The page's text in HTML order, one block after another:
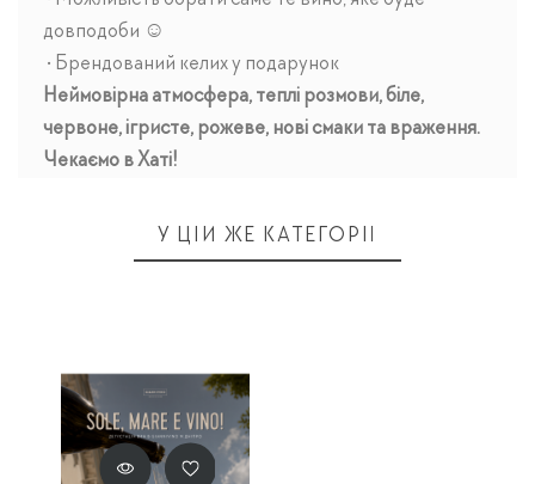
довподоби ☺️
• Брендований келих у подарунок
Неймовірна атмосфера, теплі розмови, біле,
червоне, ігристе, рожеве, нові смаки та враження.
Чекаємо в Хаті!
У ЦІЙ ЖЕ КАТЕГОРІЇ